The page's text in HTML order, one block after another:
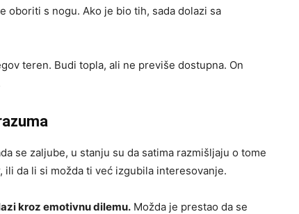
oboriti s nogu. Ako je bio tih, sada dolazi sa
teren. Budi topla, ali ne previše dostupna. On
se zaljube, u stanju su da satima razmišljaju o tome
da li si možda ti već izgubila interesovanje.
kroz emotivnu dilemu. Možda je prestao da se